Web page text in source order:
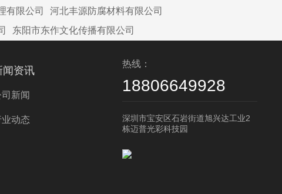
有限公司
河北丰源防腐材料有限公司
东阳市东作文化传播有限公司
闻资讯
新闻
动态
热线：
18806649928
深圳市宝安区石岩街道旭兴达工业2
栋迈普光彩科技园